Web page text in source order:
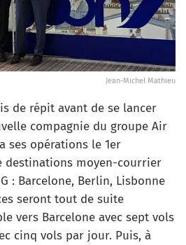
Jean-Michel Mathieu
de répit avant de se lancer
compagnie du groupe Air
ses opérations le 1er
destinations moyen-courrier
: Barcelone, Berlin, Lisbonne
seront tout de suite
vers Barcelone avec sept vols
cinq vols par jour. Puis, à